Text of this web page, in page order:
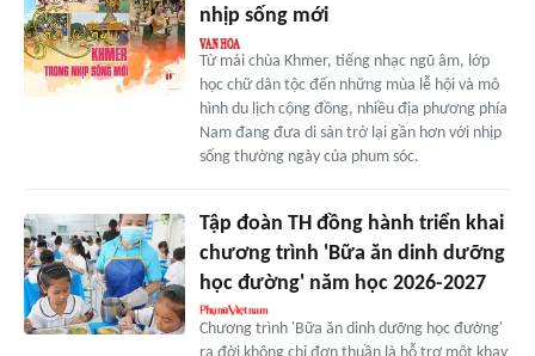
nhịp sống mới
Từ mái chùa Khmer, tiếng nhạc ngũ âm, lớp
học chữ dân tộc đến những mùa lễ hội và mô
hình du lịch cộng đồng, nhiều địa phương phía
Nam đang đưa di sản trở lại gần hơn với nhịp
sống thường ngày của phum sóc.
Tập đoàn TH đồng hành triển khai
chương trình 'Bữa ăn dinh dưỡng
học đường' năm học 2026-2027
Chương trình 'Bữa ăn dinh dưỡng học đường'